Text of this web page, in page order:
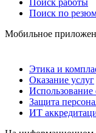
Поиск по
Мобильное
Этика и
Оказание услуг
Использование
Защита
ИТ